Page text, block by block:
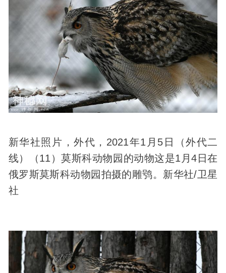
新华社照片，外代，2021年1月5日（外代二
线）（11）莫斯科动物园的动物这是1月4日在
俄罗斯莫斯科动物园拍摄的雕鸮。新华社/卫星
社